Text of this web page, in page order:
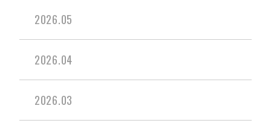
2026.05
2026.04
2026.03